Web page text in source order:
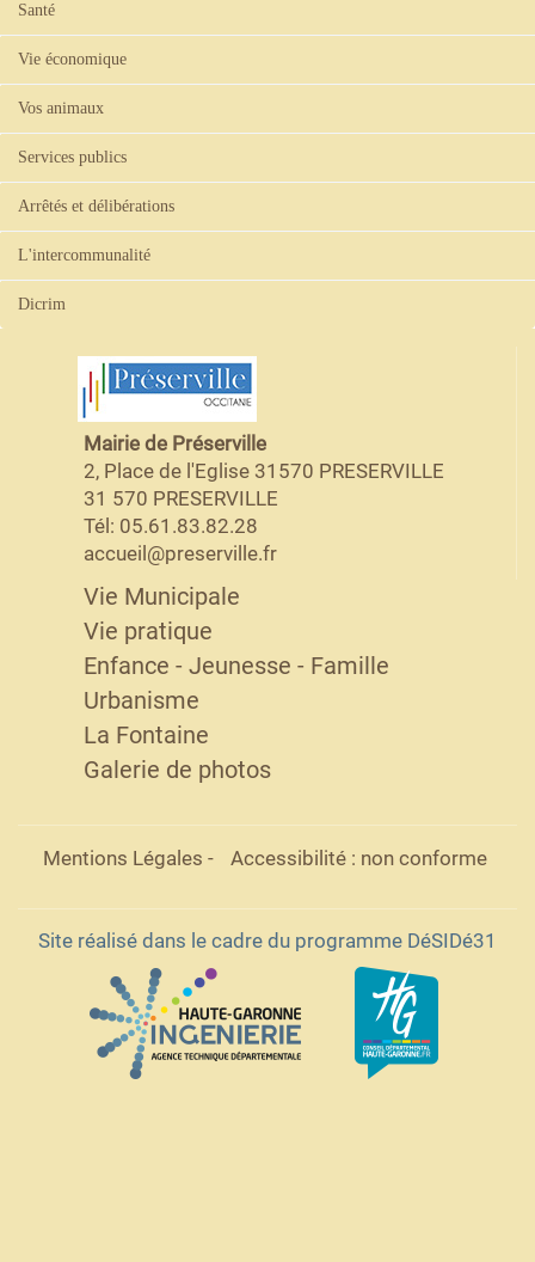
Santé
Vie économique
Vos animaux
Services publics
Arrêtés et délibérations
L'intercommunalité
Dicrim
Mairie de Préserville
2, Place de l'Eglise 31570 PRESERVILLE
31 570 PRESERVILLE
Tél: 05.61.83.82.28
accueil@preserville.fr
Vie Municipale
Vie pratique
Enfance - Jeunesse - Famille
Urbanisme
La Fontaine
Galerie de photos
Mentions Légales - Accessibilité : non conforme
Site réalisé dans le cadre du programme DéSIDé31